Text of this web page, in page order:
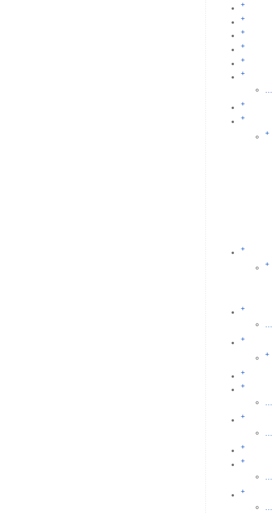
+
+
+
+
+
+
+
+
+
+
+
+
...
+
+
+
+
+
+
+
...
+
...